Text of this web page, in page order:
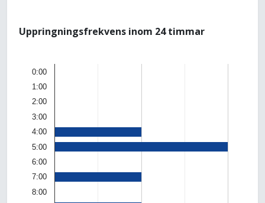
Uppringningsfrekvens inom 24 timmar
0:00
1:00
2:00
3:00
4:00
5:00
6:00
7:00
8:00